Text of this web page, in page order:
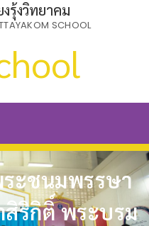
งรุ้งวิทยาคม
SCHOOL
ระชนมพรรษา
สิริกิติ์ พระบรม